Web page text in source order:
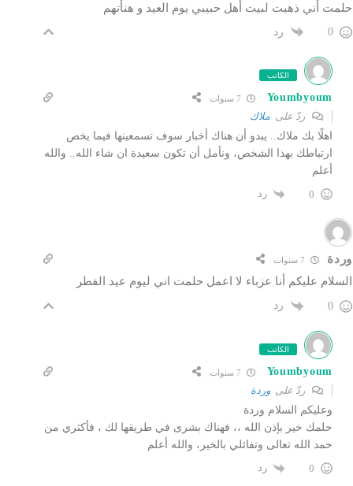
حلمت أني ذهبت لبيت أهل حبيبي يوم العيد و هنأتهم
0 رد
الكاتب
Youmbyoum
ردّ على ملاك
اهلًا بك ملاك.. يبدو أن هناك أخبار سوف تسمعينها فيما يخص
ارتباطك بهذا الشخص، ونأمل أن تكون سعيدة ان شاء الله.. والله
أعلم
0
رد
وردة
السلام عليكم أنا عزباء لا اعمل حلمت اني ليوم عيد الفطر
0 رد
الكاتب
Youmbyoum
ردّ على وردة
وعليكم السلام وردة
حلمك خير بإذن الله ،، فهناك بشرى في طريقها لك ، فأكثري من
حمد الله تعالى وتفائلي بالخير، والله أعلم
0
رد